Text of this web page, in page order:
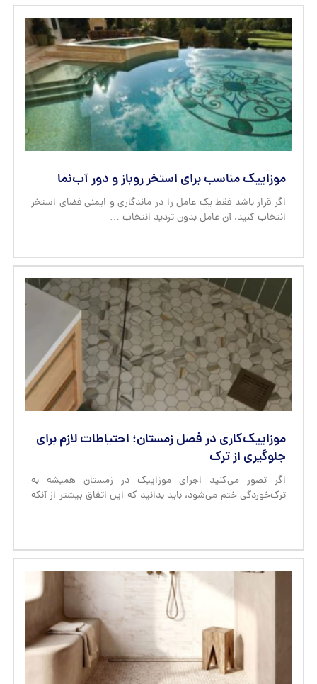
موزاییک مناسب برای استخر روباز و دور آب‌نما
اگر قرار باشد فقط یک عامل را در ماندگاری و ایمنی فضای استخر
انتخاب کنید، آن عامل بدون تردید انتخاب …
موزاییک‌کاری در فصل زمستان؛ احتیاطات لازم برای
جلوگیری از ترک
اگر تصور می‌کنید اجرای موزاییک در زمستان همیشه به
ترک‌خوردگی ختم می‌شود، باید بدانید که این اتفاق بیشتر از آنکه
…